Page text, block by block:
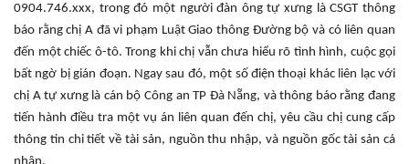
0904.746.xxx, trong đó một người đàn ông tự xưng là CSGT thông
báo rằng chị A đã vi phạm Luật Giao thông Đường bộ và có liên quan
đến một chiếc ô-tô. Trong khi chị vẫn chưa hiểu rõ tình hình, cuộc gọi
bất ngờ bị gián đoạn. Ngay sau đó, một số điện thoại khác liên lạc với
chị A tự xưng là cán bộ Công an TP Đà Nẵng, và thông báo rằng đang
tiến hành điều tra một vụ án liên quan đến chị, yêu cầu chị cung cấp
thông tin chi tiết về tài sản, nguồn thu nhập, và nguồn gốc tài sản cá